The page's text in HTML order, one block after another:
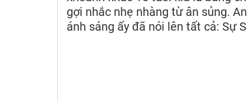
gợi nhắc nhẹ nhàng từ ân sủng.
ánh sáng ấy đã nói lên tất cả: Sự